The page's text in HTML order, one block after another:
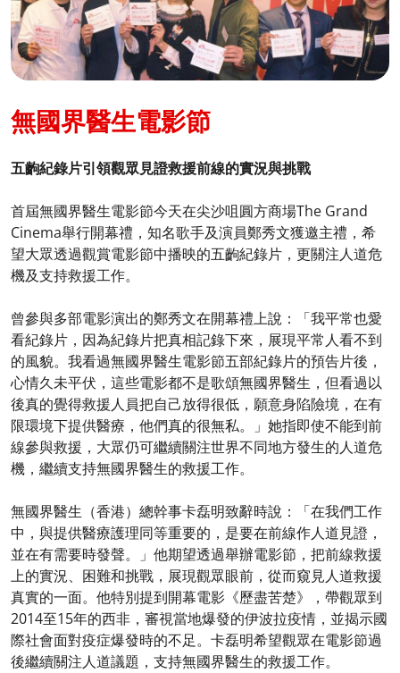
無國界醫生電影節​
五齣紀錄片引領觀眾見證救援前線的實況與挑戰​
首屆無國界醫生電影節今天在尖沙咀圓方商場The Grand
Cinema舉行開幕禮，知名歌手及演員鄭秀文獲邀主禮，希
望大眾透過觀賞電影節中播映的五齣紀錄片，更關注人道危
機及支持救援工作。​
曾參與多部電影演出的鄭秀文在開幕禮上說：「我平常也愛
看紀錄片，因為紀錄片把真相記錄下來，展現平常人看不到
的風貌。我看過無國界醫生電影節五部紀錄片的預告片後，
心情久未平伏，這些電影都不是歌頌無國界醫生，但看過以
後真的覺得救援人員把自己放得很低，願意身陷險境，在有
限環境下提供醫療，他們真的很無私。」她指即使不能到前
線參與救援，大眾仍可繼續關注世界不同地方發生的人道危
機，繼續支持無國界醫生的救援工作。​
無國界醫生（香港）總幹事卡磊明致辭時說：「在我們工作
中，與提供醫療護理同等重要的，是要在前線作人道見證，
並在有需要時發聲。」他期望透過舉辦電影節，把前線救援
上的實況、困難和挑戰，展現觀眾眼前，從而窺見人道救援
真實的一面。他特別提到開幕電影《歷盡苦楚》，帶觀眾到
2014至15年的西非，審視當地爆發的伊波拉疫情，並揭示國
際社會面對疫症爆發時的不足。卡磊明希望觀眾在電影節過
後繼續關注人道議題，支持無國界醫生的救援工作。​